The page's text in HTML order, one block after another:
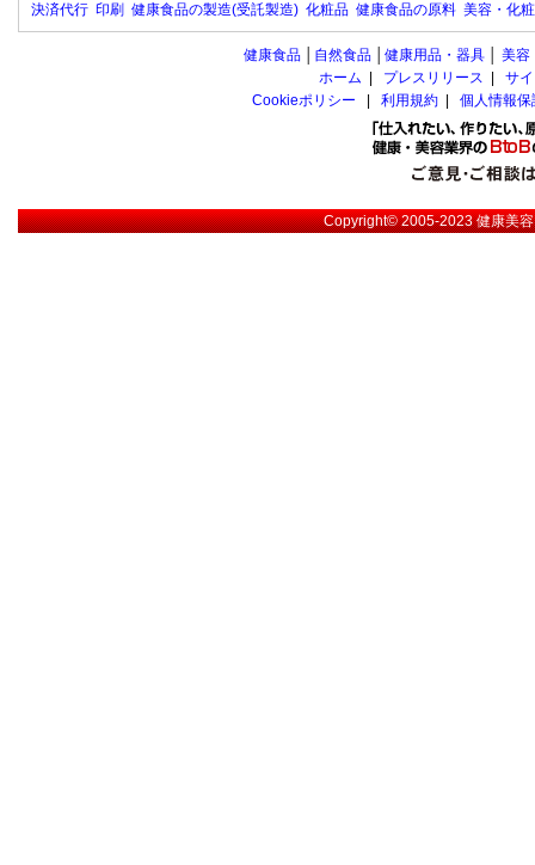
決済代行 印刷 健康食品の製造(受託製造) 化粧品 健康食品の原料 美容・化
健康食品 自然食品 健康用品・器具 美容
ホーム
プレスリリース
サ
Cookieポリシー
利用規約 個人情報
Copyright© 2005-2023健康美